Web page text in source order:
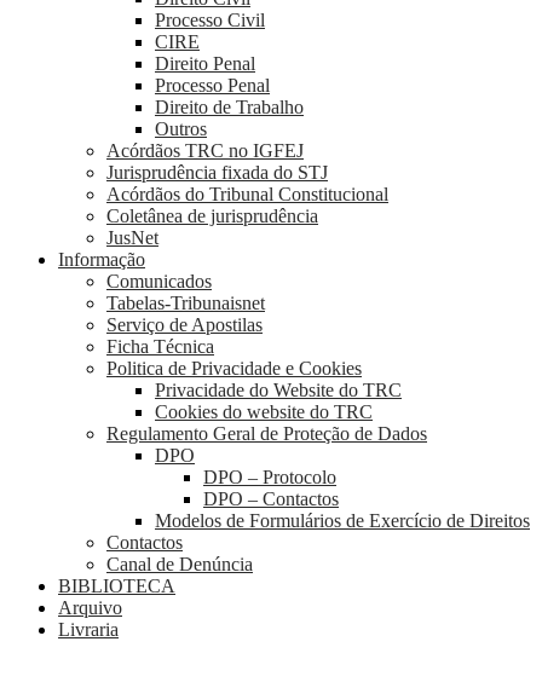
Processo Civil
CIRE
Direito Penal
Processo Penal
Direito de Trabalho
Outros
Acórdãos TRC no IGFEJ
Jurisprudência fixada do STJ
Acórdãos do Tribunal Constitucional
Coletânea de jurisprudência
JusNet
Informação
Comunicados
Tabelas-Tribunaisnet
Serviço de Apostilas
Ficha Técnica
Politica de Privacidade e Cookies
Privacidade do Website do TRC
Cookies do website do TRC
Regulamento Geral de Proteção de Dados
DPO
DPO – Protocolo
DPO – Contactos
Modelos de Formulários de Exercício de Direitos
Contactos
Canal de Denúncia
BIBLIOTECA
Arquivo
Livraria